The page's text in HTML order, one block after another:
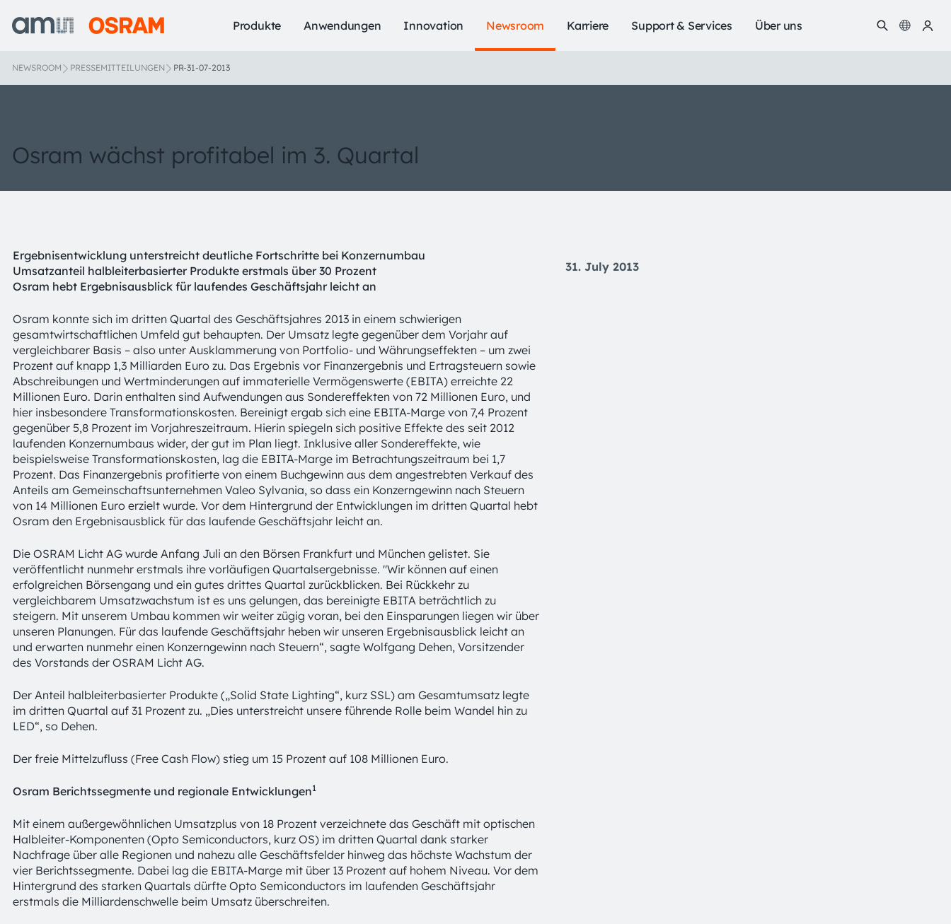
Produkte Anwendungen Innovation Newsroom Karriere Support & Services Über uns
NEWSROOM PRESSEMITTEILUNGEN PR-31-07-2013
Osram wächst profitabel im 3. Quartal
31. July 2013
Ergebnisentwicklung unterstreicht deutliche Fortschritte bei Konzernumbau
Umsatzanteil halbleiterbasierter Produkte erstmals über 30 Prozent
Osram hebt Ergebnisausblick für laufendes Geschäftsjahr leicht an
Osram konnte sich im dritten Quartal des Geschäftsjahres 2013 in einem schwierigen
gesamtwirtschaftlichen Umfeld gut behaupten. Der Umsatz legte gegenüber dem Vorjahr auf
vergleichbarer Basis – also unter Ausklammerung von Portfolio- und Währungseffekten – um zwei
Prozent auf knapp 1,3 Milliarden Euro zu. Das Ergebnis vor Finanzergebnis und Ertragsteuern sowie
Abschreibungen und Wertminderungen auf immaterielle Vermögenswerte (EBITA) erreichte 22
Millionen Euro. Darin enthalten sind Aufwendungen aus Sondereffekten von 72 Millionen Euro, und
hier insbesondere Transformationskosten. Bereinigt ergab sich eine EBITA-Marge von 7,4 Prozent
gegenüber 5,8 Prozent im Vorjahreszeitraum. Hierin spiegeln sich positive Effekte des seit 2012
laufenden Konzernumbaus wider, der gut im Plan liegt. Inklusive aller Sondereffekte, wie
beispielsweise Transformationskosten, lag die EBITA-Marge im Betrachtungszeitraum bei 1,7
Prozent. Das Finanzergebnis profitierte von einem Buchgewinn aus dem angestrebten Verkauf des
Anteils am Gemeinschaftsunternehmen Valeo Sylvania, so dass ein Konzerngewinn nach Steuern
von 14 Millionen Euro erzielt wurde. Vor dem Hintergrund der Entwicklungen im dritten Quartal hebt
Osram den Ergebnisausblick für das laufende Geschäftsjahr leicht an.
Die OSRAM Licht AG wurde Anfang Juli an den Börsen Frankfurt und München gelistet. Sie
veröffentlicht nunmehr erstmals ihre vorläufigen Quartalsergebnisse. "Wir können auf einen
erfolgreichen Börsengang und ein gutes drittes Quartal zurückblicken. Bei Rückkehr zu
vergleichbarem Umsatzwachstum ist es uns gelungen, das bereinigte EBITA beträchtlich zu
steigern. Mit unserem Umbau kommen wir weiter zügig voran, bei den Einsparungen liegen wir über
unseren Planungen. Für das laufende Geschäftsjahr heben wir unseren Ergebnisausblick leicht an
und erwarten nunmehr einen Konzerngewinn nach Steuern“, sagte Wolfgang Dehen, Vorsitzender
des Vorstands der OSRAM Licht AG.
Der Anteil halbleiterbasierter Produkte („Solid State Lighting“, kurz SSL) am Gesamtumsatz legte
im dritten Quartal auf 31 Prozent zu. „Dies unterstreicht unsere führende Rolle beim Wandel hin zu
LED“, so Dehen.
Der freie Mittelzufluss (Free Cash Flow) stieg um 15 Prozent auf 108 Millionen Euro.
Osram Berichtssegmente und regionale Entwicklungen1
Mit einem außergewöhnlichen Umsatzplus von 18 Prozent verzeichnete das Geschäft mit optischen
Halbleiter-Komponenten (Opto Semiconductors, kurz OS) im dritten Quartal dank starker
Nachfrage über alle Regionen und nahezu alle Geschäftsfelder hinweg das höchste Wachstum der
vier Berichtssegmente. Dabei lag die EBITA-Marge mit über 13 Prozent auf hohem Niveau. Vor dem
Hintergrund des starken Quartals dürfte Opto Semiconductors im laufenden Geschäftsjahr
erstmals die Milliardenschwelle beim Umsatz überschreiten.